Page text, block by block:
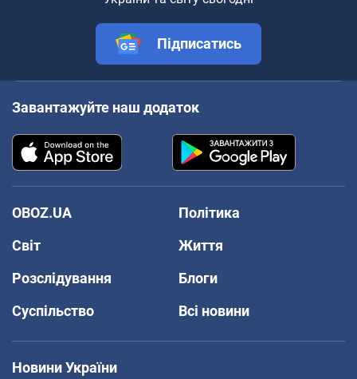
Підписатись
Завантажуйте наш додаток
OBOZ.UA
Політика
Світ
Життя
Розслідування
Блоги
Суспільство
Всі новини
Новини України